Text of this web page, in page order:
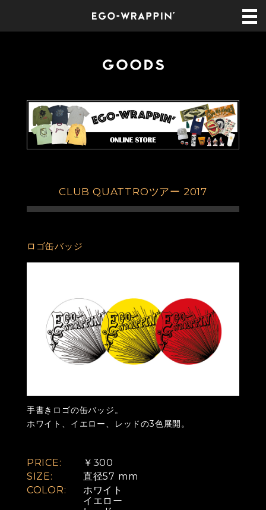
CLUB QUATTROツアー 2017
ロゴ缶バッジ
手書きロゴの缶バッジ。
ホワイト、イエロー、レッドの3色展開。
PRICE:
￥300
SIZE:
直径57 mm
COLOR:
ホワイト
イエロー